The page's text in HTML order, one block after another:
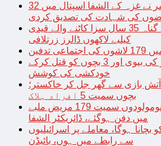
فلسطینی ہلال احمر نے غزہ کے الشفا اسپتال میں 32
کی شہادت کی تصدیق کردی
جنسی حملہ کیس میں بے گناہ 35 سال سزا کاٹنے والے قیدی
کیلیے لاکھوں ڈالرز زرتلافی
ترکیہ میں شوہر کی بیوی اور 3 بچوں کو قتل کرکے
خودکشی کی کوشش
آتش بازی سے گھر جل کر خاکستر؛
بچوں سمیت 5 افراد ہلاک
اسرائیلی بمباری میں نومولودوں سمیت 179 مریض ملبے
میں دفن ہوگئے، ڈائریکٹر الشفا
بچانا ہوگا، معاملے پر اسرائیلیوں
سے رابطے میں ہوں، بائیڈن